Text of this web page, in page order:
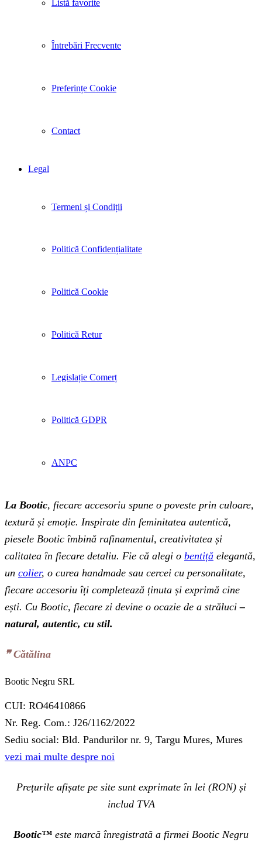
Listă favorite
Întrebări Frecvente
Preferințe Cookie
Contact
Legal
Termeni și Condiții
Politică Confidențialitate
Politică Cookie
Politică Retur
Legislație Comerț
Politică GDPR
ANPC
La Bootic, fiecare accesoriu spune o poveste prin culoare,
textură și emoție. Inspirate din feminitatea autentică,
piesele Bootic îmbină rafinamentul, creativitatea și
calitatea în fiecare detaliu. Fie că alegi o bentiță elegantă,
un colier, o curea handmade sau cercei cu personalitate,
fiecare accesoriu îți completează ținuta și exprimă cine
ești. Cu Bootic, fiecare zi devine o ocazie de a străluci –
natural, autentic, cu stil.
❞‬ Cătălina
Bootic Negru SRL
CUI: RO46410866
Nr. Reg. Com.: J26/1162/2022
Sediu social: Bld. Pandurilor nr. 9, Targu Mures, Mures
vezi mai multe despre noi
Prețurile afișate pe site sunt exprimate în lei (RON) și
includ TVA
Bootic™ este marcă înregistrată a firmei Bootic Negru